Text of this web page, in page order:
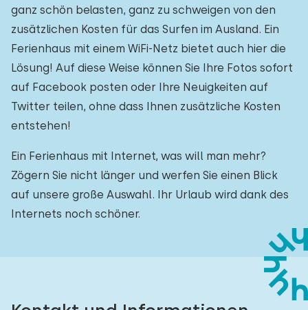
ganz schön belasten, ganz zu schweigen von den
zusätzlichen Kosten für das Surfen im Ausland. Ein
Ferienhaus mit einem WiFi-Netz bietet auch hier die
Lösung! Auf diese Weise können Sie Ihre Fotos sofort
auf Facebook posten oder Ihre Neuigkeiten auf
Twitter teilen, ohne dass Ihnen zusätzliche Kosten
entstehen!
Ein Ferienhaus mit Internet, was will man mehr?
Zögern Sie nicht länger und werfen Sie einen Blick
auf unsere große Auswahl. Ihr Urlaub wird dank des
Internets noch schöner.